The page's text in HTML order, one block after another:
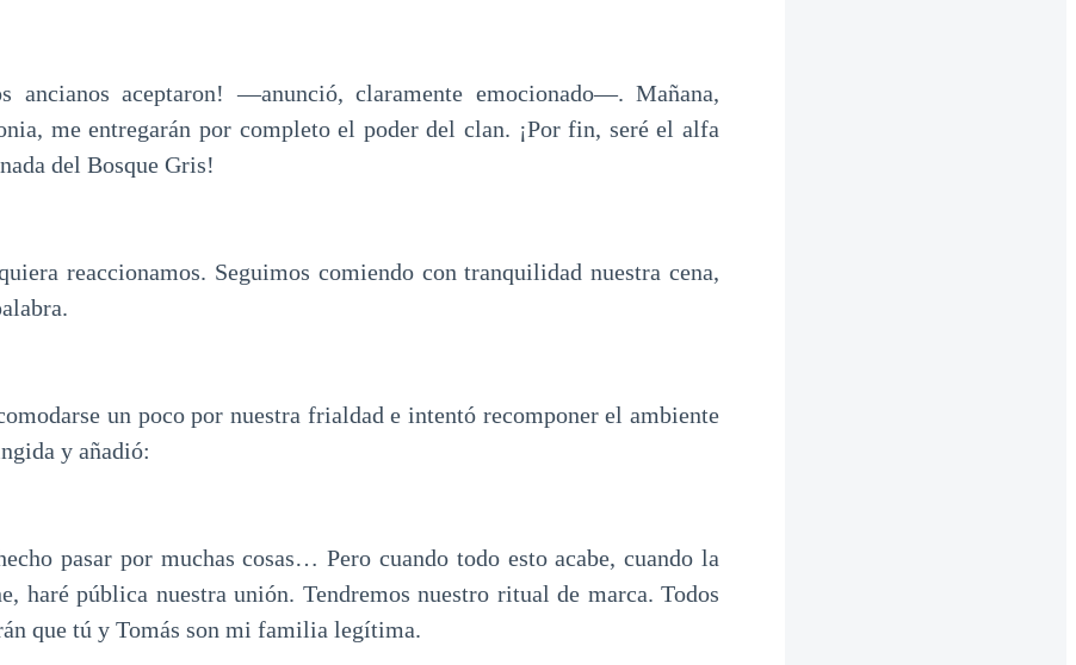
ancianos aceptaron! —anunció, claramente emocionado—. Mañana,
me entregarán por completo el poder del clan. ¡Por fin, seré el alfa
del Bosque Gris!
reaccionamos. Seguimos comiendo con tranquilidad nuestra cena,
un poco por nuestra frialdad e intentó recomponer el ambiente
y añadió:
pasar por muchas cosas… Pero cuando todo esto acabe, cuando la
haré pública nuestra unión. Tendremos nuestro ritual de marca. Todos
que tú y Tomás son mi familia legítima.